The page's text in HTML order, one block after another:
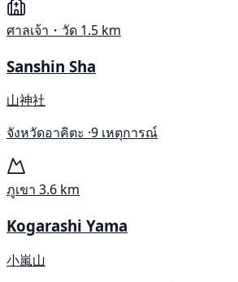
ศาลเจ้า・วัด 1.5 km
Sanshin Sha
山神社
จังหวัดอาคิตะ ·9 เหตุการณ์
ภูเขา 3.6 km
Kogarashi Yama
小嵐山